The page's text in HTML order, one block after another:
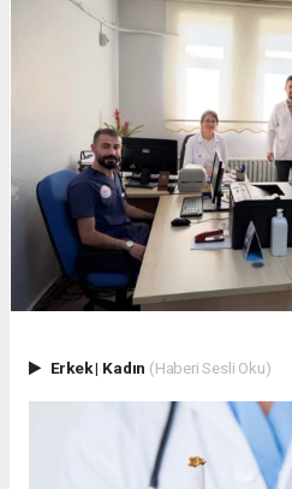
Erkek| Kadın (Haberi Sesli Oku)